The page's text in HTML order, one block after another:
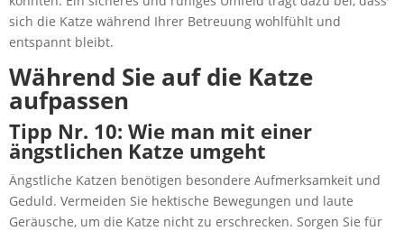
sich die Katze während Ihrer Betreuung wohlfühlt und
entspannt bleibt.
Während Sie auf die Katze
aufpassen
Tipp Nr. 10: Wie man mit einer
ängstlichen Katze umgeht
Ängstliche Katzen benötigen besondere Aufmerksamkeit und
Geduld. Vermeiden Sie hektische Bewegungen und laute
Geräusche, um die Katze nicht zu erschrecken. Sorgen Sie für